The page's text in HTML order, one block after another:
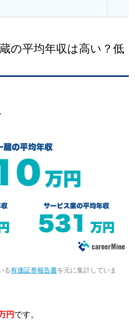
蔵の平均年収は高い？低
る有価証券報告書を元に集計していま
円 です。